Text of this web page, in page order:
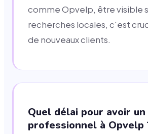
comme Opvelp, être visible
recherches locales, c'est
de nouveaux clients.
Quel délai pour avoir
professionnel à Opvelp